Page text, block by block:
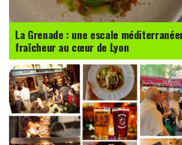
La Grenade : une escale
fraîcheur au cœur de Lyon